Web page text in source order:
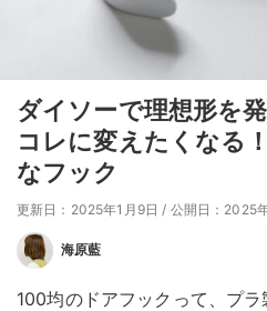
ダイソーで理想形を
コレに変えたくなる
なフック
更新日：2025年1月9日 / 公開日：2025
海原藍
100均のドアフックって、プ